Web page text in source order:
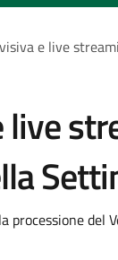
e live
del